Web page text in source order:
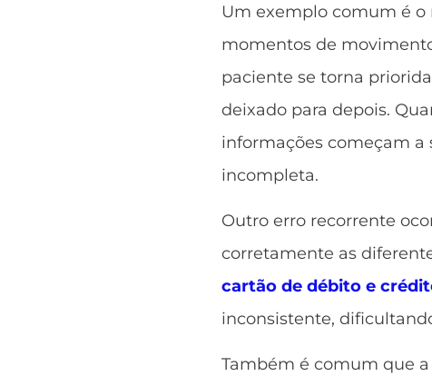
Um exemplo comum é
momentos de
paciente se torna
deixado para depois.
informações começam a
incompleta.
Outro erro recorrente
corretamente as
cartão de débito e
inconsistente,
Também é comum que